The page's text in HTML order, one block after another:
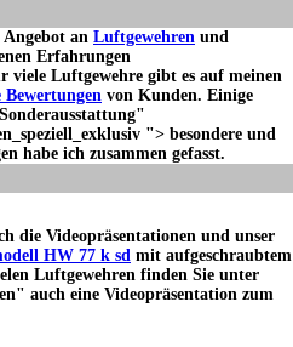
an Luftgewehren und
Erfahrungen
viele Luftgewehre gibt es auf meinen
von Kunden. Einige
"> besondere und
habe ich zusammen gefasst.
die Videopräsentationen und unser
HW 77 k sd mit aufgeschraubtem
Luftgewehren finden Sie unter
auch eine Videopräsentation zum